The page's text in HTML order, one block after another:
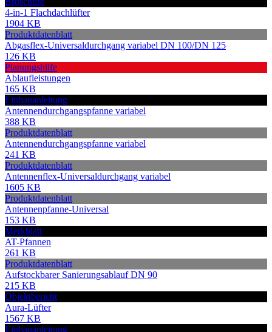
4-in-1 Flachdachlüfter
1904 KB
Produktdatenblatt
Abgasflex-Universaldurchgang variabel DN 100/DN 125
126 KB
Planungshilfe
Ablaufleistungen
165 KB
Einbauanleitung
Antennendurchgangspfanne variabel
388 KB
Produktdatenblatt
Antennendurchgangspfanne variabel
241 KB
Produktdatenblatt
Antennenflex-Universaldurchgang variabel
1605 KB
Produktdatenblatt
Antennenpfanne-Universal
153 KB
Merkblatt
AT-Pfannen
261 KB
Produktdatenblatt
Aufstockbarer Sanierungsablauf DN 90
215 KB
Objektbericht
Aura-Lüfter
1567 KB
Einbauanleitung